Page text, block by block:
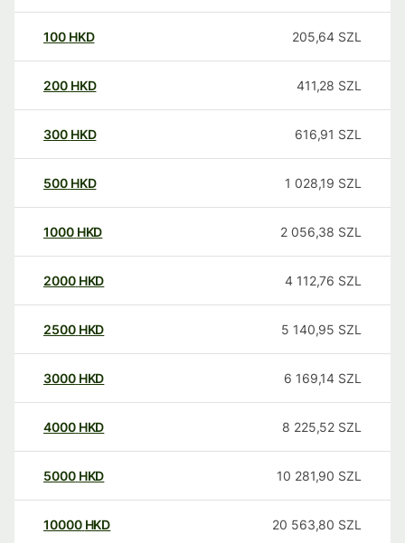
100 HKD 205,64 SZL
200 HKD 411,28 SZL
300 HKD 616,91 SZL
500 HKD 1 028,19 SZL
1000 HKD 2 056,38 SZL
2000 HKD 4 112,76 SZL
2500 HKD 5 140,95 SZL
3000 HKD 6 169,14 SZL
4000 HKD 8 225,52 SZL
5000 HKD 10 281,90 SZL
10000 HKD 20 563,80 SZL